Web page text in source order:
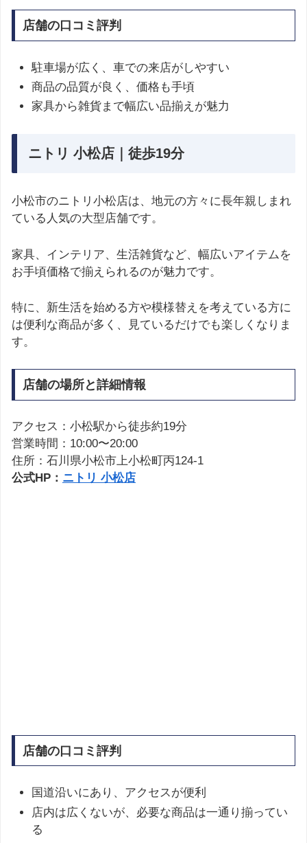
店舗の口コミ評判
駐車場が広く、車での来店がしやすい
商品の品質が良く、価格も手頃
家具から雑貨まで幅広い品揃えが魅力
ニトリ 小松店｜徒歩19分
小松市のニトリ小松店は、地元の方々に長年親しまれ
ている人気の大型店舗です。
家具、インテリア、生活雑貨など、幅広いアイテムを
お手頃価格で揃えられるのが魅力です。
特に、新生活を始める方や模様替えを考えている方に
は便利な商品が多く、見ているだけでも楽しくなりま
す。
店舗の場所と詳細情報
アクセス：小松駅から徒歩約19分
営業時間：10:00〜20:00
住所：石川県小松市上小松町丙124-1
公式HP： ニトリ 小松店
店舗の口コミ評判
国道沿いにあり、アクセスが便利
店内は広くないが、必要な商品は一通り揃ってい
る